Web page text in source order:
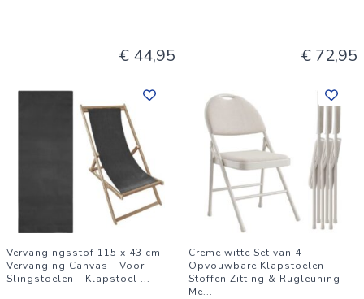
€ 44,95 € 72,95
Vervangingsstof 115 x 43 cm -
Vervanging Canvas - Voor
Slingstoelen - Klapstoel ...
Creme witte Set van 4
Opvouwbare Klapstoelen –
Stoffen Zitting & Rugleuning –
Me...